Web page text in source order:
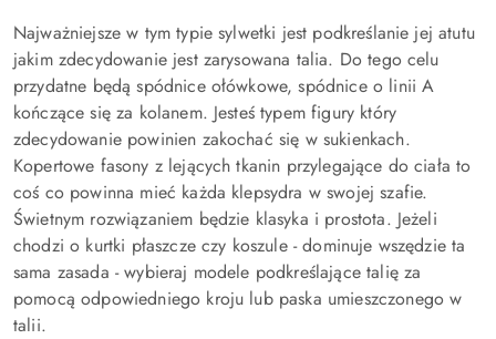
Najważniejsze w tym typie sylwetki jest podkreślanie jej atutu
jakim zdecydowanie jest zarysowana talia. Do tego celu
przydatne będą spódnice ołówkowe, spódnice o linii A
kończące się za kolanem. Jesteś typem figury który
zdecydowanie powinien zakochać się w sukienkach.
Kopertowe fasony z lejących tkanin przylegające do ciała to
coś co powinna mieć każda klepsydra w swojej szafie.
Świetnym rozwiązaniem będzie klasyka i prostota. Jeżeli
chodzi o kurtki płaszcze czy koszule - dominuje wszędzie ta
sama zasada - wybieraj modele podkreślające talię za
pomocą odpowiedniego kroju lub paska umieszczonego w
talii.